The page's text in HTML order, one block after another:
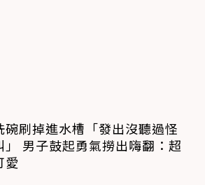
碗刷掉進水槽「發出沒聽過怪
」 男子鼓起勇氣撈出嗨翻：超
愛